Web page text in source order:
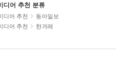
디어 추천 분류
디어 추천
동아일보
디어 추천 한겨레